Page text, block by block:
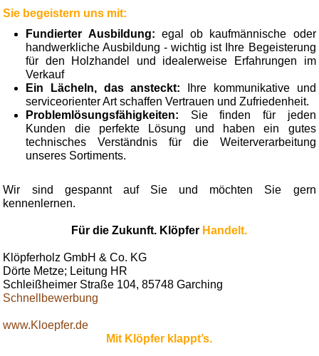
Sie begeistern uns mit:
Fundierter Ausbildung: egal ob kaufmännische oder
handwerkliche Ausbildung - wichtig ist Ihre Begeisterung
für den Holzhandel und idealerweise Erfahrungen im
Verkauf
Ein Lächeln, das ansteckt:
Ihre kommunikative und
serviceorienter Art schaffen Vertrauen und Zufriedenheit.
Problemlösungsfähigkeiten: Sie finden für jeden
Kunden die perfekte Lösung und haben ein gutes
technisches Verständnis für die Weiterverarbeitung
unseres Sortiments.
Wir sind gespannt auf Sie und möchten Sie gern
kennenlernen.
Für die Zukunft. Klöpfer Handelt.
Klöpferholz GmbH & Co. KG
Dörte Metze; Leitung HR
Schleißheimer Straße 104, 85748 Garching
Schnellbewerbung
www.Kloepfer.de
Mit Klöpfer klappt’s.